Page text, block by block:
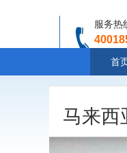
服务热
首
马来西